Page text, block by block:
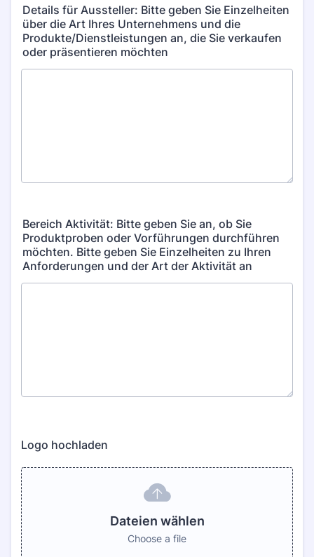
Details für Aussteller: Bitte geben Sie Einzelheiten
über die Art Ihres Unternehmens und die
Produkte/Dienstleistungen an, die Sie verkaufen
oder präsentieren möchten
Bereich Aktivität: Bitte geben Sie an, ob Sie
Produktproben oder Vorführungen durchführen
möchten. Bitte geben Sie Einzelheiten zu Ihren
Anforderungen und der Art der Aktivität an
Logo hochladen
Dateien wählen
Choose a file